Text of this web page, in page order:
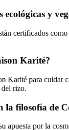
y
certificados
Karité?
Karité para cuidar
del rizo.
la filosofía de
apuesta por la